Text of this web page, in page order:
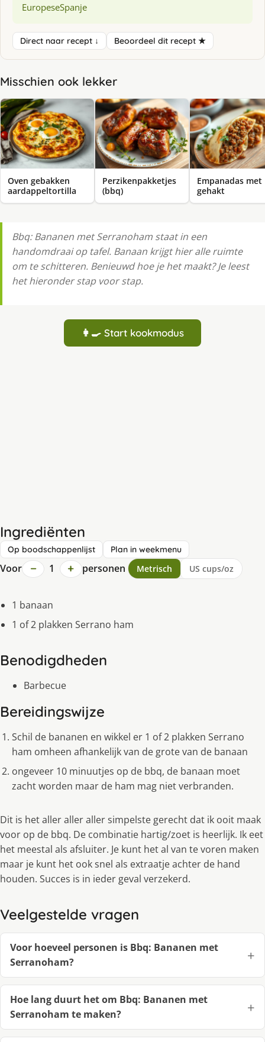
EuropeseSpanje
Direct naar recept ↓ Beoordeel dit recept ★
Misschien ook lekker
Oven gebakken
aardappeltortilla
Perzikenpakketjes
(bbq)
Empanadas met
gehakt
Bbq: Bananen met Serranoham staat in een
handomdraai op tafel. Banaan krijgt hier alle ruimte
om te schitteren. Benieuwd hoe je het maakt? Je leest
het hieronder stap voor stap.
👩‍🍳 Start kookmodus
Ingrediënten
Op boodschappenlijst Plan in weekmenu
Voor − 1 + personen Metrisch US cups/oz
1 banaan
1 of 2 plakken Serrano ham
Benodigdheden
Barbecue
Bereidingswijze
Schil de bananen en wikkel er 1 of 2 plakken Serrano
ham omheen afhankelijk van de grote van de banaan
ongeveer 10 minuutjes op de bbq, de banaan moet
zacht worden maar de ham mag niet verbranden.
Dit is het aller aller aller simpelste gerecht dat ik ooit maak
voor op de bbq. De combinatie hartig/zoet is heerlijk. Ik eet
het meestal als afsluiter. Je kunt het al van te voren maken
maar je kunt het ook snel als extraatje achter de hand
houden. Succes is in ieder geval verzekerd.
Veelgestelde vragen
Voor hoeveel personen is Bbq: Bananen met
Serranoham?
Hoe lang duurt het om Bbq: Bananen met
Serranoham te maken?